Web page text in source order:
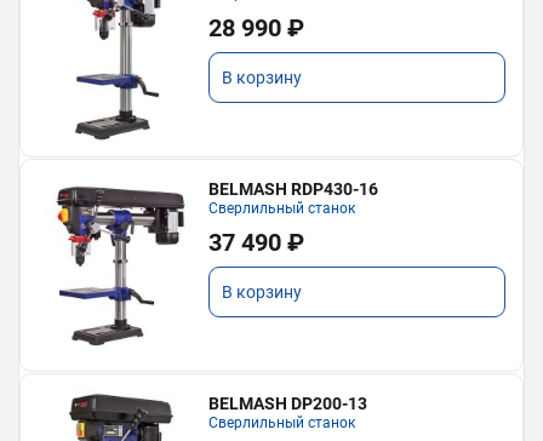
28 990 ₽
В корзину
BELMASH RDP430-16
Сверлильный станок
37 490 ₽
В корзину
BELMASH DP200-13
Сверлильный станок